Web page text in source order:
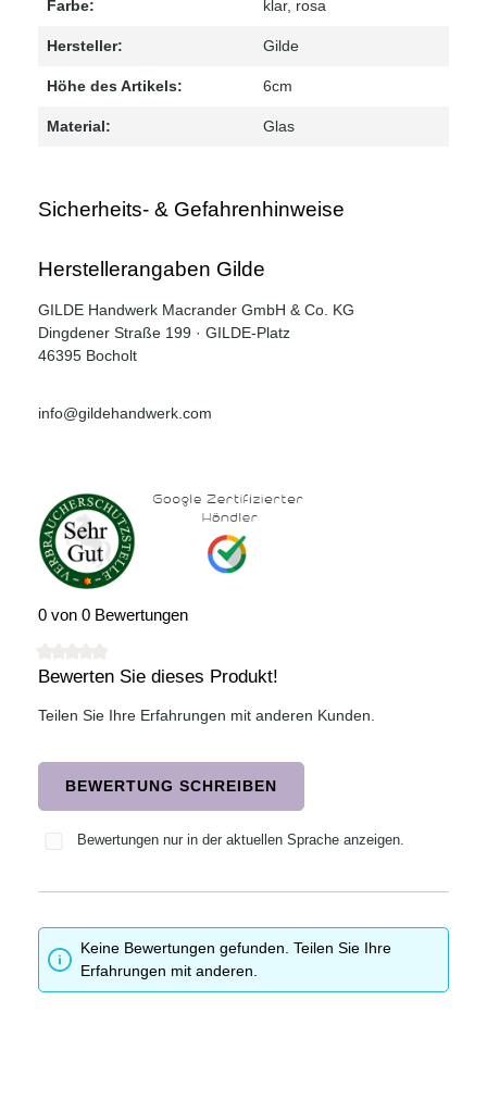
Farbe: klar, rosa
Hersteller: Gilde
Höhe des Artikels: 6cm
Material: Glas
Sicherheits- & Gefahrenhinweise
Herstellerangaben Gilde
GILDE Handwerk Macrander GmbH & Co. KG
Dingdener Straße 199 · GILDE-Platz
46395 Bocholt
info@gildehandwerk.com
0 von 0 Bewertungen
Durchschnittliche Bewertung von 0 von 5 Sternen
Bewerten Sie dieses Produkt!
Teilen Sie Ihre Erfahrungen mit anderen Kunden.
BEWERTUNG SCHREIBEN
Bewertungen nur in der aktuellen Sprache anzeigen.
Keine Bewertungen gefunden. Teilen Sie Ihre
Erfahrungen mit anderen.